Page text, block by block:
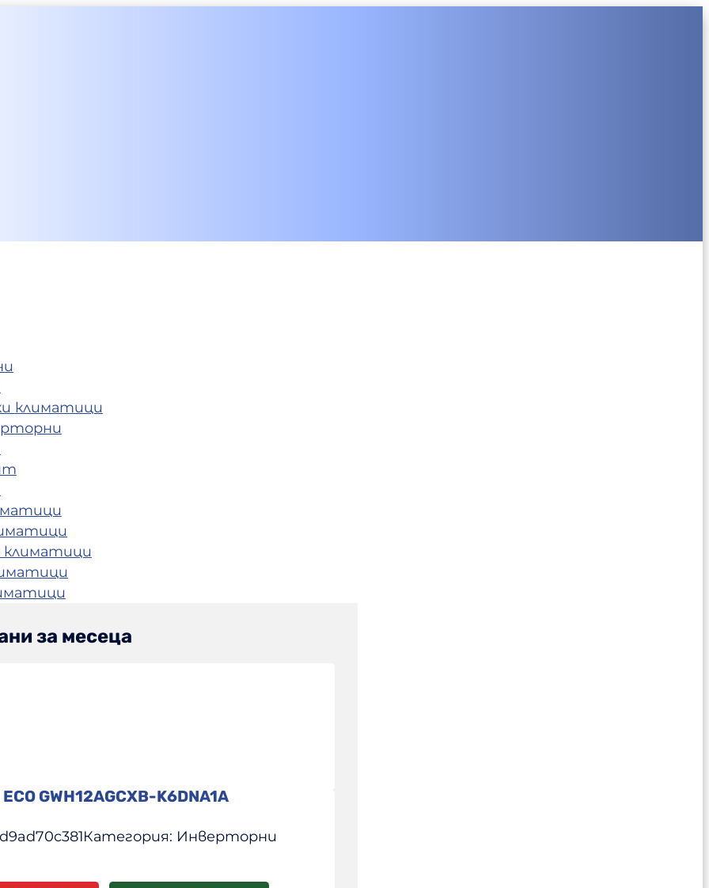
климатици
климатици
за месеца
ECO GWH12AGCXB-K6DNA1A
Категория: Инверторни